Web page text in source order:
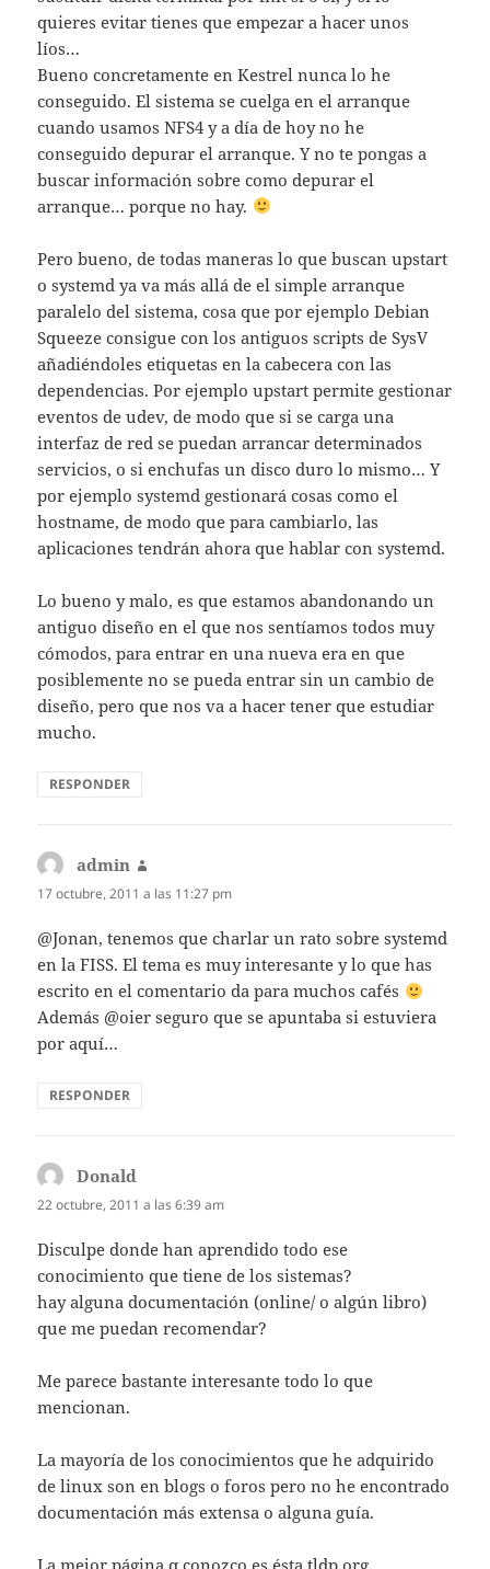
quieres evitar tienes que empezar a hacer unos
líos…
Bueno concretamente en Kestrel nunca lo he
conseguido. El sistema se cuelga en el arranque
cuando usamos NFS4 y a día de hoy no he
conseguido depurar el arranque. Y no te pongas a
buscar información sobre como depurar el
arranque… porque no hay.
Pero bueno, de todas maneras lo que buscan upstart
o systemd ya va más allá de el simple arranque
paralelo del sistema, cosa que por ejemplo Debian
Squeeze consigue con los antiguos scripts de SysV
añadiéndoles etiquetas en la cabecera con las
dependencias. Por ejemplo upstart permite gestionar
eventos de udev, de modo que si se carga una
interfaz de red se puedan arrancar determinados
servicios, o si enchufas un disco duro lo mismo… Y
por ejemplo systemd gestionará cosas como el
hostname, de modo que para cambiarlo, las
aplicaciones tendrán ahora que hablar con systemd.
Lo bueno y malo, es que estamos abandonando un
antiguo diseño en el que nos sentíamos todos muy
cómodos, para entrar en una nueva era en que
posiblemente no se pueda entrar sin un cambio de
diseño, pero que nos va a hacer tener que estudiar
mucho.
RESPONDER
admin
17 octubre, 2011 a las 11:27 pm
@Jonan, tenemos que charlar un rato sobre systemd
en la FISS. El tema es muy interesante y lo que has
escrito en el comentario da para muchos cafés
Además @oier seguro que se apuntaba si estuviera
por aquí…
RESPONDER
Donald
22 octubre, 2011 a las 6:39 am
Disculpe donde han aprendido todo ese
conocimiento que tiene de los sistemas?
hay alguna documentación (online/ o algún libro)
que me puedan recomendar?
Me parece bastante interesante todo lo que
mencionan.
La mayoría de los conocimientos que he adquirido
de linux son en blogs o foros pero no he encontrado
documentación más extensa o alguna guía.